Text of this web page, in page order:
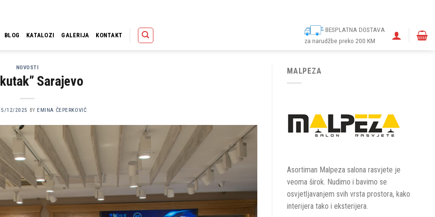
BLOG KATALOZI GALERIJA KONTAKT
BESPLATNA DOSTAVA
za narudžbe preko 200 KM
NOVOSTI
Sarajevo
12/2025 BY EMINA ČEPERKOVIĆ
MALPEZA
Asortiman Malpeza salona rasvjete je
veoma širok. Nudimo i bavimo se
osvjetljavanjem svih vrsta prostora, kako
interijera tako i eksterijera.